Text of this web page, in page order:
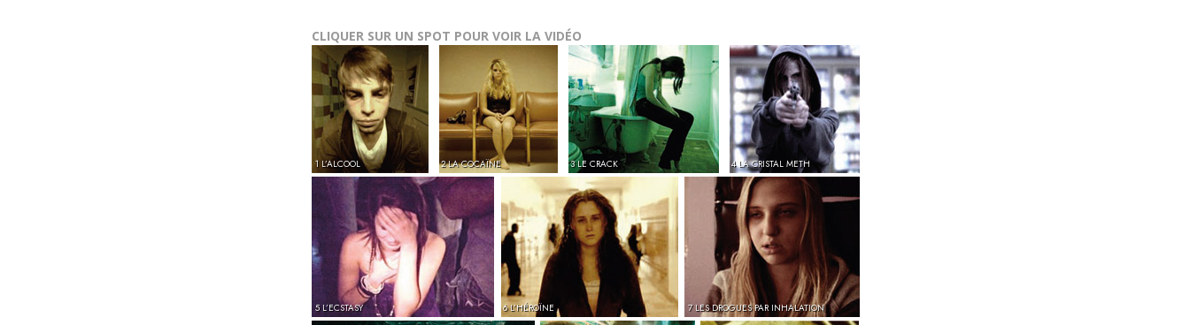
CLIQUER SUR UN SPOT POUR VOIR LA VIDÉO
1 L’ALCOOL 2 LA COCAÏNE 3 LE CRACK 4 LA CRISTAL METH
5 L’ECSTASY 6 L’HÉROÏNE 7 LES DROGUES PAR INHALATION